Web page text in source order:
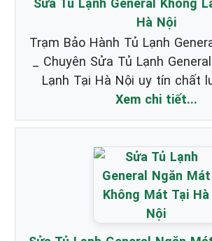
Hà Nội
Trạm Bảo Hành Tủ Lạnh
_ Chuyên Sửa Tủ Lạnh
Lạnh Tại Hà Nội uy tín chất
Xem chi tiết...